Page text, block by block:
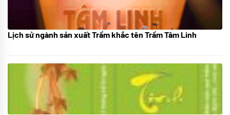
21/10/2025
Lịch sử ngành sản xuất Trầm khắc tên Trầm Tâm Linh